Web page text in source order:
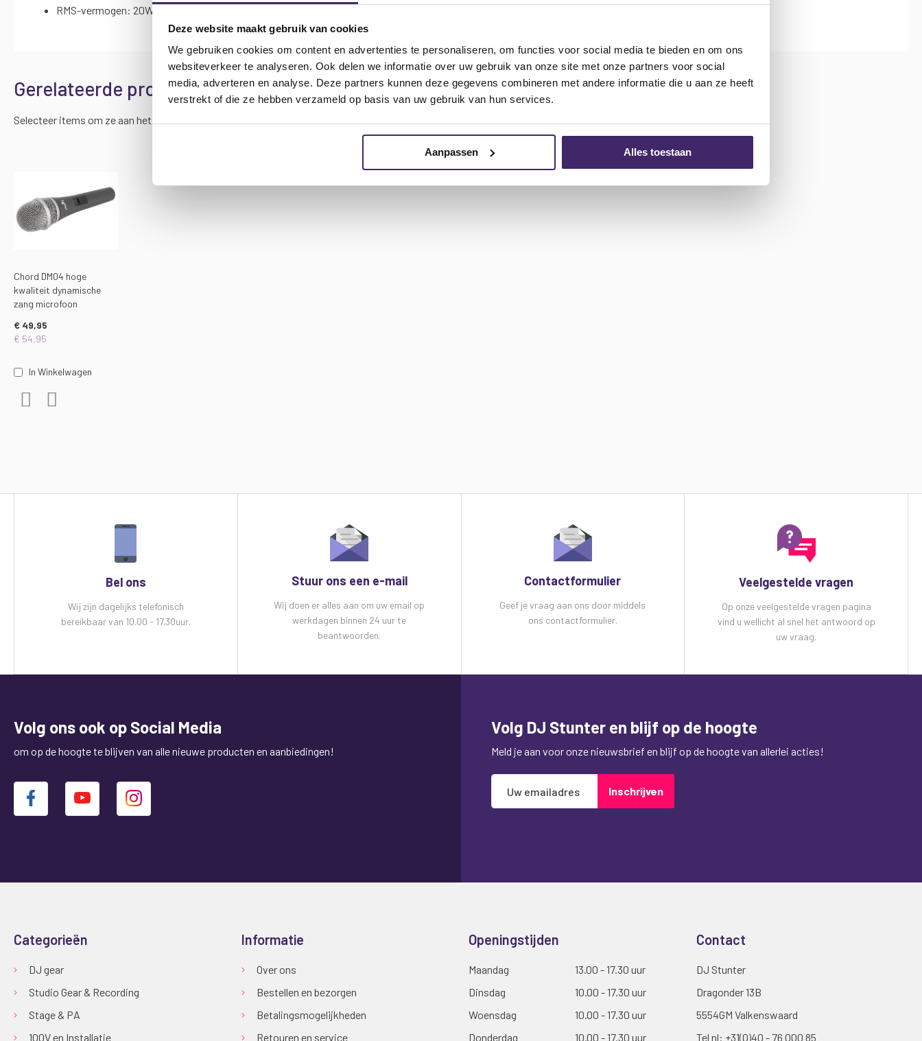
Deze website maakt gebruik van cookies
We gebruiken cookies om content en advertenties te personaliseren, om functies voor social media te bieden en om ons
websiteverkeer te analyseren. Ook delen we informatie over uw gebruik van onze site met onze partners voor social
media, adverteren en analyse. Deze partners kunnen deze gegevens combineren met andere informatie die u aan ze heeft
verstrekt of die ze hebben verzameld op basis van uw gebruik van hun services.
Aanpassen Alles toestaan
RMS-vermogen: 20W
Gerelateerde producten
Selecteer items om ze aan het mandje toe te voegen of alles selecteren
Chord DM04 hoge
kwaliteit dynamische
zang microfoon
€ 49,95
€ 54,95
In Winkelwagen
Bel ons
Wij zijn dagelijks telefonisch
bereikbaar van 10.00 - 17.30uur.
Stuur ons een e-mail
Wij doen er alles aan om uw email op
werkdagen binnen 24 uur te
beantwoorden.
Contactformulier
Geef je vraag aan ons door middels
ons contactformulier.
Veelgestelde vragen
Op onze veelgestelde vragen pagina
vind u wellicht al snel het antwoord op
uw vraag.
Volg ons ook op Social Media
om op de hoogte te blijven van alle nieuwe producten en aanbiedingen!
Volg DJ Stunter en blijf op de hoogte
Meld je aan voor onze nieuwsbrief en blijf op de hoogte van allerlei acties!
Abonneer
op
Inschrijven
Categorieën
DJ gear
Studio Gear & Recording
Stage & PA
100V en Installatie
Informatie
Over ons
Bestellen en bezorgen
Betalingsmogelijkheden
Retouren en service
Openingstijden
Maandag
13.00 - 17.30 uur
Dinsdag
10.00 - 17.30 uur
Woensdag
10.00 - 17.30 uur
Donderdag
10.00 - 17.30 uur
Contact
DJ Stunter
Dragonder 13B
5554GM Valkenswaard
Tel nl: +31(0)40 - 76 000 85